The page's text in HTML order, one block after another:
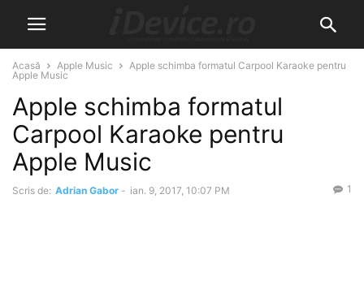
Acasă Apple Music
Apple schimba formatul Carpool Karaoke pentru
Apple Music
Apple schimba formatul
Carpool Karaoke pentru
Apple Music
Scris de: Adrian Gabor - ian. 9, 2017, 10:07 PM 1